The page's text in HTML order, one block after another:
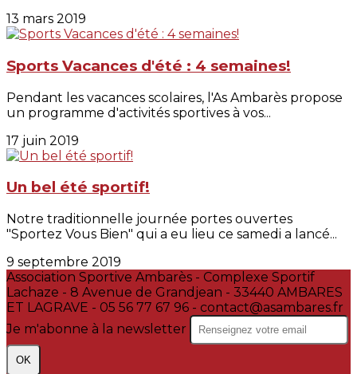
13 mars 2019
Sports Vacances d'été : 4 semaines!
Pendant les vacances scolaires, l'As Ambarès propose
un programme d'activités sportives à vos...
17 juin 2019
Un bel été sportif!
Notre traditionnelle journée portes ouvertes
"Sportez Vous Bien" qui a eu lieu ce samedi a lancé...
9 septembre 2019
Association Sportive Ambarès - Complexe Sportif
Lachaze - 8 Avenue de Grandjean - 33440 AMBARES
ET LAGRAVE - 05 56 77 67 96 - contact@asambares.fr
Je m'abonne à la newsletter
OK